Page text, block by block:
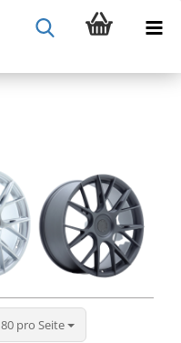
80 pro Seite
pro Seite